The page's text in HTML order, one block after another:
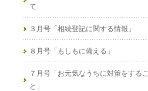
て
３月号「相続登記に関する情報」
８月号「もしもに備える」
７月号「お元気なうちに対策をするこ
と」